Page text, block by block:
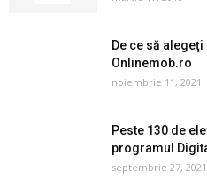
De ce să
Onlinemob.ro
noiembrie 11, 2021
Peste 130 de
programul
septembrie 27, 2021